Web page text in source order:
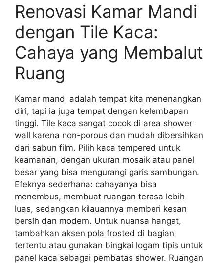
Renovasi Kamar Mandi
dengan Tile Kaca:
Cahaya yang Membalut
Ruang
Kamar mandi adalah tempat kita menenangkan
diri, tapi ia juga tempat dengan kelembapan
tinggi. Tile kaca sangat cocok di area shower
wall karena non-porous dan mudah dibersihkan
dari sabun film. Pilih kaca tempered untuk
keamanan, dengan ukuran mosaik atau panel
besar yang bisa mengurangi garis sambungan.
Efeknya sederhana: cahayanya bisa
menembus, membuat ruangan terasa lebih
luas, sedangkan kilauannya memberi kesan
bersih dan modern. Untuk nuansa hangat,
tambahkan aksen pola frosted di bagian
tertentu atau gunakan bingkai logam tipis untuk
panel kaca sebagai pembatas shower. Ruangan